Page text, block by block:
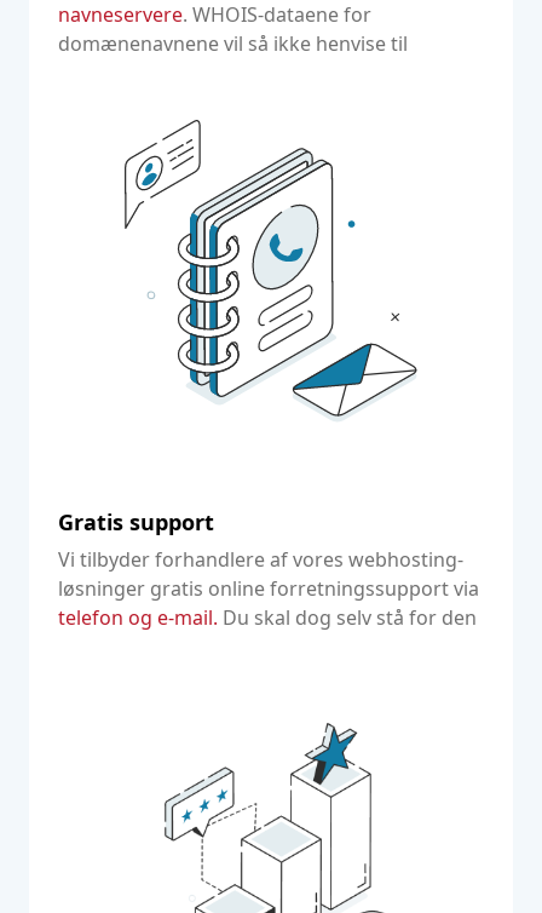
navneservere. WHOIS-dataene for
domænenavnene vil så ikke henvise til
Gratis support
Vi tilbyder forhandlere af vores webhosting-
løsninger gratis online forretningssupport via
telefon og e-mail. Du skal dog selv stå for den